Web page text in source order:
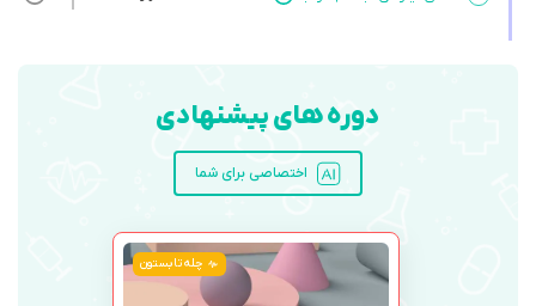
دوره های پیشنهادی
اختصاصی برای شما
چله تابستون